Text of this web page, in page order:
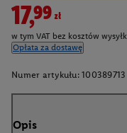
17,99zł
w tym VAT bez kosztów
Opłata za dostawę
Numer artykułu: 100389713
Opis